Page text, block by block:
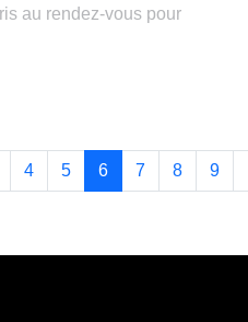
au rendez-vous pour
4 5 6 7 8 9